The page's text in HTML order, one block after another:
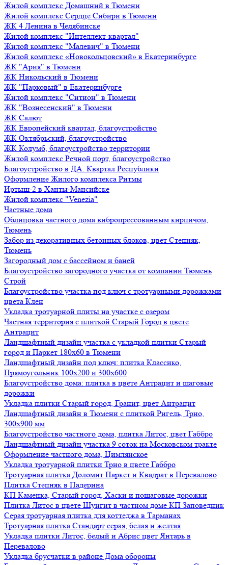
Жилой комплекс Домашний в Тюмени
Жилой комплекс Сердце Сибири в Тюмени
ЖК 4 Ленина в Челябинске
Жилой комплекс "Интеллект-квартал"
Жилой комплекс "Малевич" в Тюмени
Жилой комплекс «Новокольцовский» в Екатеринбурге
ЖК "Ария" в Тюмени
ЖК Никольский в Тюмени
ЖК "Парковый" в Екатеринбурге
Жилой комплекс "Ситион" в Тюмени
ЖК "Вознесенский" в Тюмени
ЖК Салют
ЖК Европейский квартал, благоустройство
ЖК Октябрьский, благоустройство
ЖК Колумб, благоустройство территории
Жилой комплекс Речной порт, благоустройство
Благоустройство в ДА. Квартал Республики
Оформление Жилого комплекса Ритмы
Иртыш-2 в Ханты-Мансийске
Жилой комплекс "Venezia"
Частные дома
Облицовка частного дома вибропрессованным кирпичом,
Тюмень
Забор из декоративных бетонных блоков, цвет Степняк,
Тюмень
Загородный дом с бассейном и баней
Благоустройство загородного участка от компании Тюмень
Строй
Благоустройство участка под ключ с тротуарными дорожками
цвета Клен
Укладка тротуарной плиты на участке с озером
Частная территория с плиткой Старый Город в цвете
Антрацит
Ландшафтный дизайн участка с укладкой плитки Старый
город и Паркет 180х60 в Тюмени
Ландшафтный дизайн под ключ: плитка Классико,
Прямоугольник 100х200 и 300х600
Благоустройство дома: плитка в цвете Антрацит и шаговые
дорожки
Укладка плитки Старый город, Гранит, цвет Антрацит
Ландшафтный дизайн в Тюмени с плиткой Ригель, Трио,
300х900 мм
Благоустройство частного дома, плитка Литос, цвет Габбро
Ландшафтный дизайн участка 9 соток на Московском тракте
Оформление частного дома, Цимлянское
Укладка тротуарной плитки Трио в цвете Габбро
Тротуарная плитка Доломит Паркет и Квадрат в Перевалово
Плитка Степняк в Падерина
КП Каменка, Старый город, Хаски и пошаговые дорожки
Плитка Литос в цвете Шунгит в частном доме КП Заповедник
Серая тротуарная плитка для коттеджа в Тарманах
Тротуарная плитка Стандарт серая, белая и желтая
Укладка плитки Литос, белый и Абрис цвет Янтарь в
Перевалово
Укладка брусчатки в районе Дома обороны